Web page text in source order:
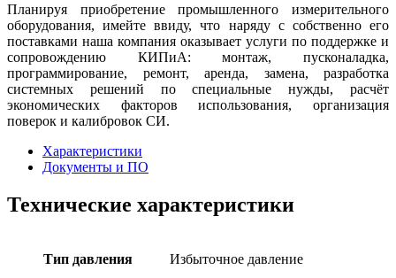
Планируя приобретение промышленного измерительного
оборудования, имейте ввиду, что наряду с собственно его
поставками наша компания оказывает услуги по поддержке и
сопровождению КИПиА: монтаж, пусконаладка,
программирование, ремонт, аренда, замена, разработка
системных решений по специальные нужды, расчёт
экономических факторов использования, организация
поверок и калибровок СИ.
Характеристики
Документы и ПО
Технические характеристики
Тип давления Избыточное давление